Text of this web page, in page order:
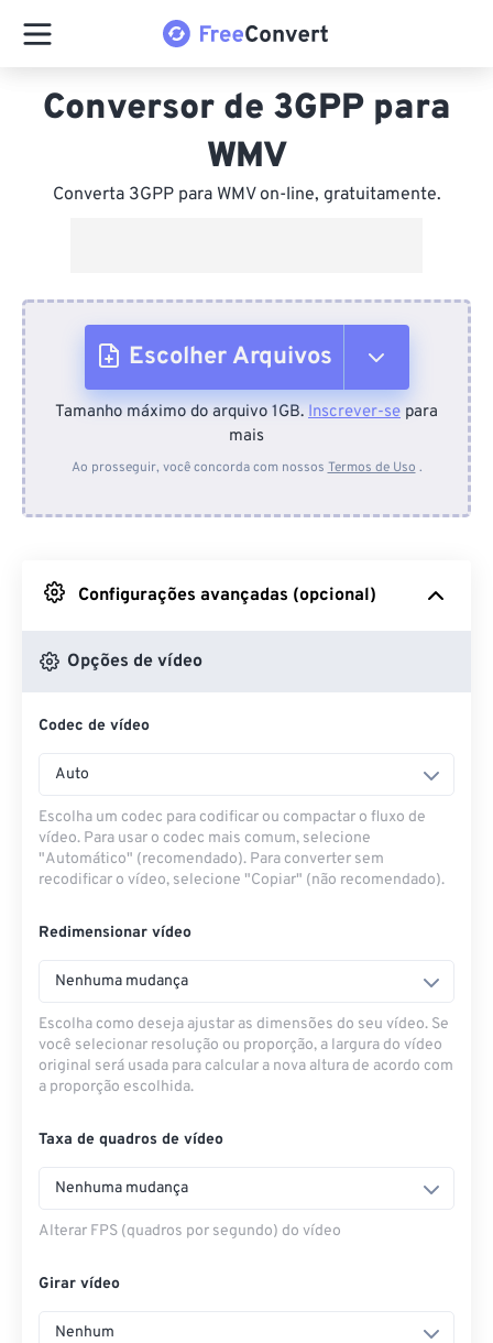
Conversor de 3GPP para
WMV
Converta 3GPP para WMV on-line, gratuitamente.
Escolher Arquivos
Do dispositivo
Do Google Drive
Do OneDrive
Tamanho máximo do arquivo 1GB. Inscrever-se para
mais
Ao prosseguir, você concorda com nossos Termos de Uso .
Configurações avançadas (opcional)
Opções de vídeo
Codec de vídeo
Auto
Escolha um codec para codificar ou compactar o fluxo de
vídeo. Para usar o codec mais comum, selecione
"Automático" (recomendado). Para converter sem
recodificar o vídeo, selecione "Copiar" (não recomendado).
Redimensionar vídeo
Nenhuma mudança
Escolha como deseja ajustar as dimensões do seu vídeo. Se
você selecionar resolução ou proporção, a largura do vídeo
original será usada para calcular a nova altura de acordo com
a proporção escolhida.
Taxa de quadros de vídeo
Nenhuma mudança
Alterar FPS (quadros por segundo) do vídeo
Girar vídeo
Nenhum